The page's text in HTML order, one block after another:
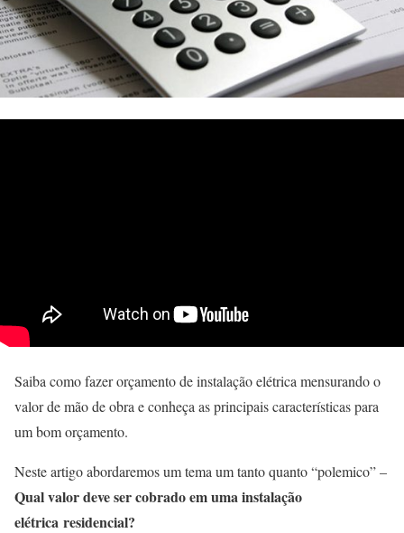
Saiba como fazer orçamento de instalação elétrica mensurando o
valor de mão de obra e conheça as principais características para
um bom orçamento.
Neste artigo abordaremos um tema um tanto quanto “polemico” –
Qual valor deve ser cobrado em uma instalação
elétrica residencial?